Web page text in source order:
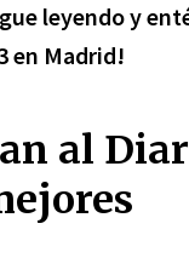
leyendo y
en Madrid!
al